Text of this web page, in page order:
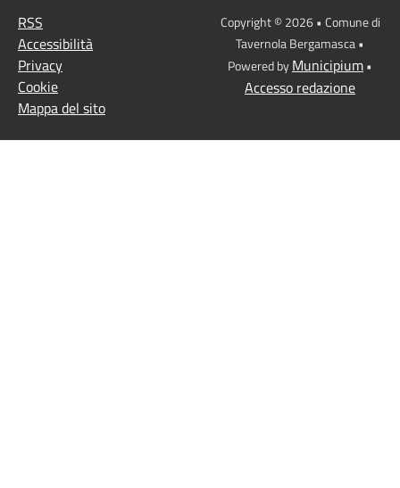
RSS
Accessibilità
Privacy
Cookie
Mappa del sito
Copyright © 2026 • Comune di
Tavernola Bergamasca •
Powered byMunicipium•
Accesso redazione